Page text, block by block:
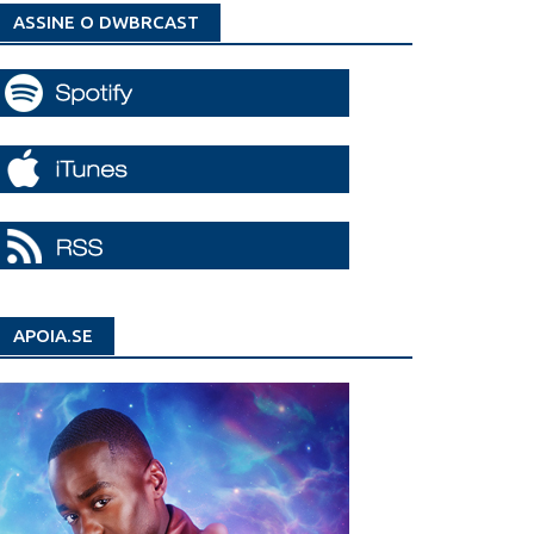
ASSINE O DWBRCAST
APOIA.SE